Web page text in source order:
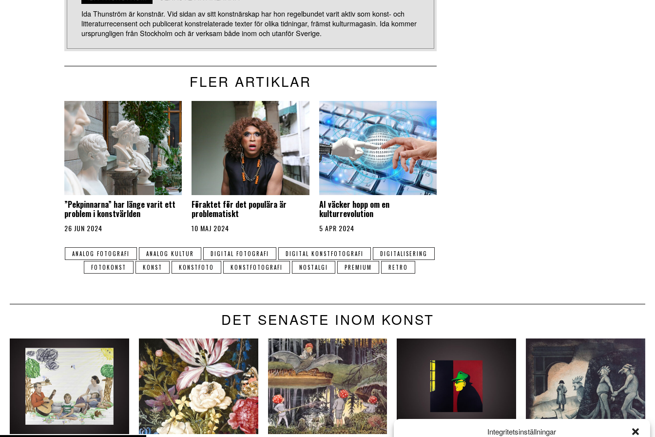
Integritetsinställningar
Ida Thunström är konstnär. Vid sidan av sitt konstnärskap har hon regelbundet varit aktiv som konst- och
litteraturrecensent och publicerat konstrelaterade texter för olika tidningar, främst kulturmagasin. Ida kommer
ursprungligen från Stockholm och är verksam både inom och utanför Sverige.
FLER ARTIKLAR
”Pekpinnarna” har länge varit ett
problem i konstvärlden
26 JUN 2024
Föraktet för det populära är
problematiskt
10 MAJ 2024
AI väcker hopp om en
kulturrevolution
5 APR 2024
ANALOG FOTOGRAFI ANALOG KULTUR DIGITAL FOTOGRAFI DIGITAL KONSTFOTOGRAFI
DIGITALISERING
FOTOKONST
KONST KONSTFOTO KONSTFOTOGRAFI NOSTALGI PREMIUM RETRO
DET SENASTE INOM KONST